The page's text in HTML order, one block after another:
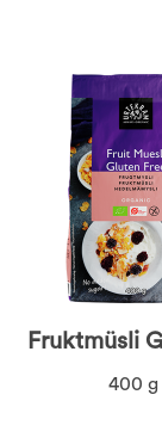
Fruktmüsli
400 g